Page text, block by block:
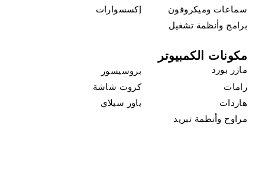
سماعات وميكروفون
إكسسوارات
برامج وأنظمة تشغيل
مكونات الكمبيوتر
مازر بورد
بروسيسور
رامات
كروت شاشة
هاردات
باور سبلاي
مراوح وأنظمة تبريد